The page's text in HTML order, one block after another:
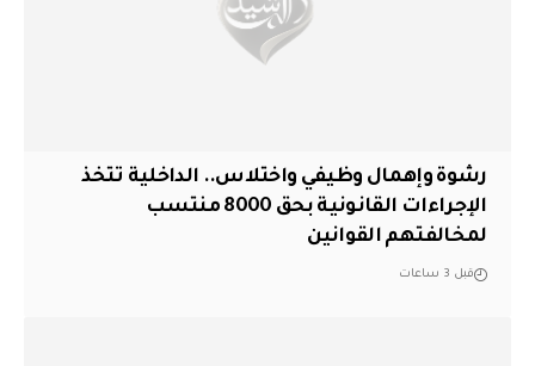
رشوة وإهمال وظيفي واختلاس.. الداخلية تتخذ
الإجراءات القانونية بحق 8000 منتسب
لمخالفتهم القوانين
قبل 3 ساعات